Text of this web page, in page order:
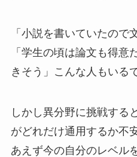
「小説を書いていたので
「学生の頃は論文も得意
きそう」こんな人もいる
しかし異分野に挑戦する
がどれだけ通用するか不
あえず今の自分のレベル